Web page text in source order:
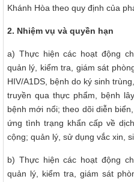
Khánh Hòa theo quy định của
2. Nhiệm vụ và quyền hạn
a) Thực hiện các hoạt động
quản lý, kiểm tra, giám sát
HIV/A1DS, bệnh do ký sinh
truyền qua thực phẩm, bệnh
bệnh mới nổi; theo dõi diễn
ứng tình trạng khẩn cấp về
cộng; quản lý, sử dụng vắc xin,
b) Thực hiện các hoạt động
quản lý, kiểm tra, giám sát